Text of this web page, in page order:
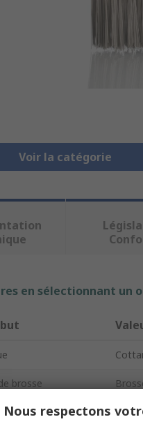
Voir la catégorie
en sélectionnant un
brosse
produit
Nous respectons